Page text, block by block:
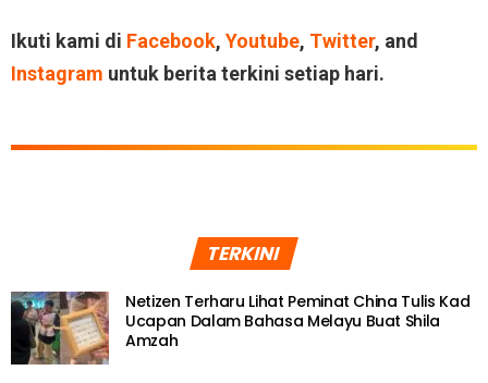
Ikuti kami di Facebook, Youtube, Twitter, and
Instagram untuk berita terkini setiap hari.
TERKINI
Netizen Terharu Lihat Peminat China Tulis Kad
Ucapan Dalam Bahasa Melayu Buat Shila
Amzah